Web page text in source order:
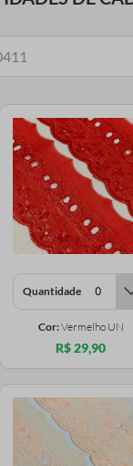
Quantidade
Cor:Vermelho UN
R$ 29,90